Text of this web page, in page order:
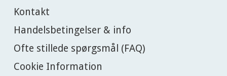
Kontakt
Handelsbetingelser & info
Ofte stillede spørgsmål (FAQ)
Cookie Information